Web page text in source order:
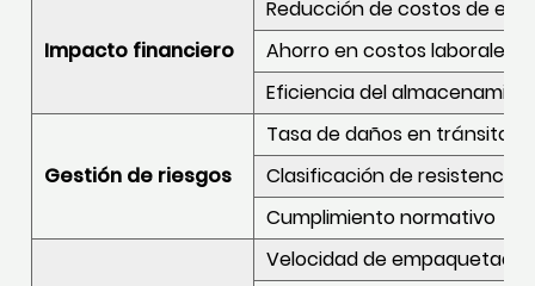
Impacto financiero
Reducción de costos de
Ahorro en costos laborales
Eficiencia del
Gestión de riesgos
Tasa de daños en tránsito
Clasificación de resistencia
Cumplimiento normativo
Velocidad de empaquetado